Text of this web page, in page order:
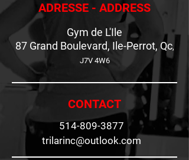
ADRESSE - ADDRESS
Gym de L'Ile
87 Grand Boulevard, Ile-Perrot, Qc,
J7V 4W6
CONTACT
514-809-3877
trilarinc@outlook.com